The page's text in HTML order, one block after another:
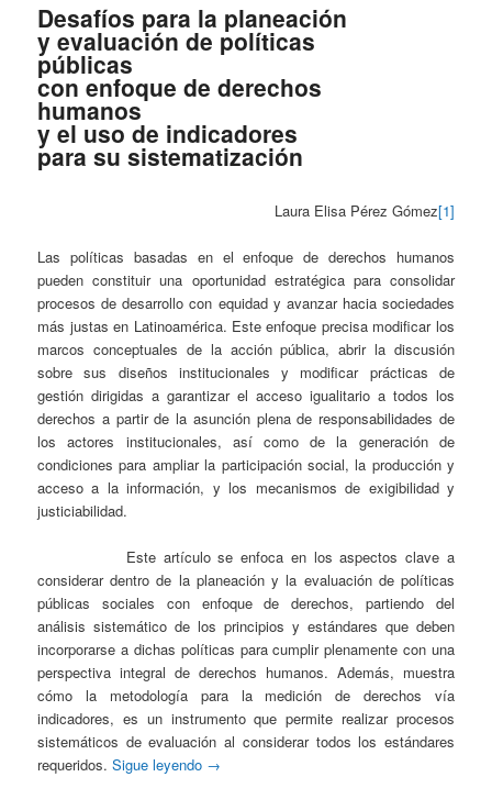
Desafíos para la planeación
y evaluación de políticas
públicas
con enfoque de derechos
humanos
y el uso de indicadores
para su sistematización
Laura Elisa Pérez Gómez[1]
Las políticas basadas en el enfoque de derechos humanos
pueden constituir una oportunidad estratégica para consolidar
procesos de desarrollo con equidad y avanzar hacia sociedades
más justas en Latinoamérica. Este enfoque precisa modificar los
marcos conceptuales de la acción pública, abrir la discusión
sobre sus diseños institucionales y modificar prácticas de
gestión dirigidas a garantizar el acceso igualitario a todos los
derechos a partir de la asunción plena de responsabilidades de
los actores institucionales, así como de la generación de
condiciones para ampliar la participación social, la producción y
acceso a la información, y los mecanismos de exigibilidad y
justiciabilidad.
Este artículo se enfoca en los aspectos clave a
considerar dentro de la planeación y la evaluación de políticas
públicas sociales con enfoque de derechos, partiendo del
análisis sistemático de los principios y estándares que deben
incorporarse a dichas políticas para cumplir plenamente con una
perspectiva integral de derechos humanos. Además, muestra
cómo la metodología para la medición de derechos vía
indicadores, es un instrumento que permite realizar procesos
sistemáticos de evaluación al considerar todos los estándares
requeridos.Sigue leyendo →